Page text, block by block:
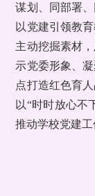
谋划、同部署
以党建引领教
主动挖掘素材
示党委形象、
点打造红色育
以“时时放心不
推动学校党建工